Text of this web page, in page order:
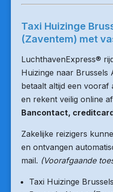
Taxi Huizinge
(Zaventem) met
LuchthavenExpress®
Huizinge naar Brussels
betaalt altijd een vooraf
en rekent veilig online
Bancontact,
Zakelijke reizigers
en ontvangen
mail. (Voorafgaande
Taxi Huizinge